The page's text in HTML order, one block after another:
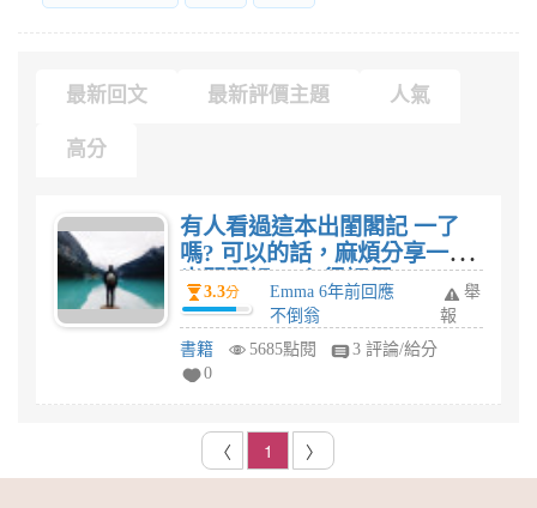
最新回文 最新評價主題 人氣
高分
有人看過這本出閨閣記 一了
嗎? 可以的話，麻煩分享一下
出閨閣記 一心得評價
3.3分
Emma 6年前回應
不倒翁
舉
報
書籍
5685點閱
3 評論/給分
0
〈 1 〉